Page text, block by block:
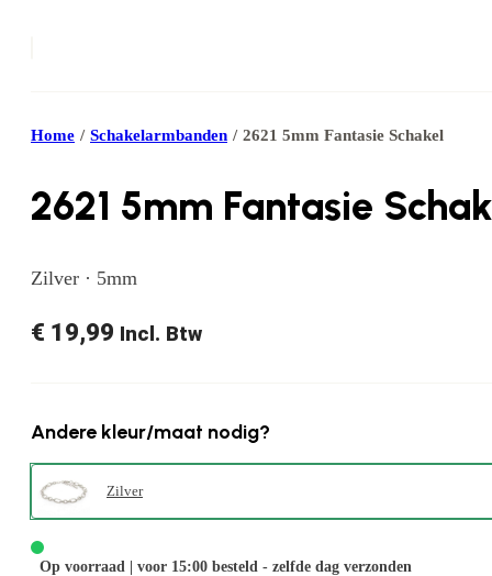
Home / Schakelarmbanden / 2621 5mm Fantasie Schakel
2621 5mm Fantasie
Zilver · 5mm
€ 19,99 Incl. Btw
Andere kleur/maat nodig?
Zilver
Op voorraad | voor 15:00 besteld - zelfde dag verzonden